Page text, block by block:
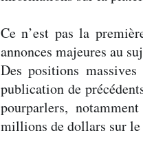
Ce n’est pas la
annonces majeures au
Des positions
publication de
pourparlers,
millions de dollars sur